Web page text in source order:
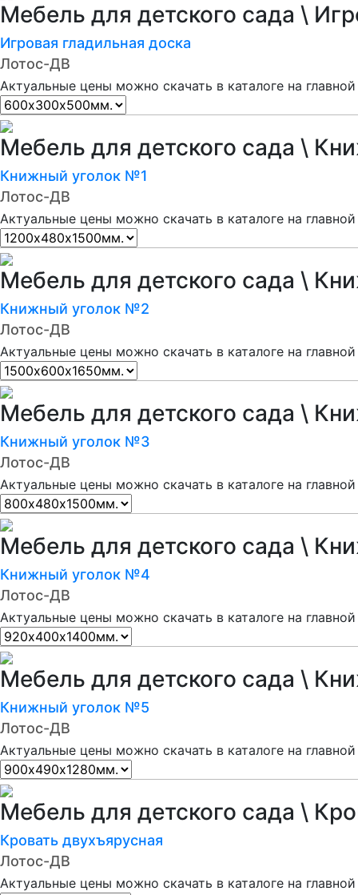
Мебель для детского сада \
Игровая гладильная доска
Лотос-ДВ
Актуальные цены можно скачать в каталоге на
Мебель для детского сада \
Книжный уголок №1
Лотос-ДВ
Актуальные цены можно скачать в каталоге на
Мебель для детского сада \
Книжный уголок №2
Лотос-ДВ
Актуальные цены можно скачать в каталоге на
Мебель для детского сада \
Книжный уголок №3
Лотос-ДВ
Актуальные цены можно скачать в каталоге на
Мебель для детского сада \
Книжный уголок №4
Лотос-ДВ
Актуальные цены можно скачать в каталоге на
Мебель для детского сада \
Книжный уголок №5
Лотос-ДВ
Актуальные цены можно скачать в каталоге на
Мебель для детского сада \
Кровать двухъярусная
Лотос-ДВ
Актуальные цены можно скачать в каталоге на